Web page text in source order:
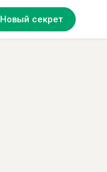
Новый секрет